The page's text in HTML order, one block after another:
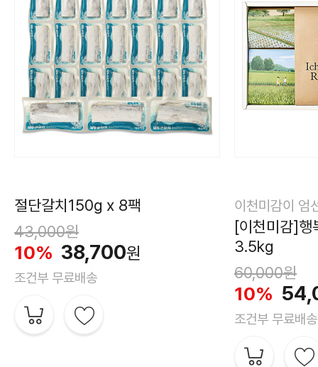
절단갈치150g x 8팩
43,000원
10% 38,700원
조건부 무료배송
이천미감이 엄
[이천미감]행
3.5kg
60,000원
10%
조건부 무료배송